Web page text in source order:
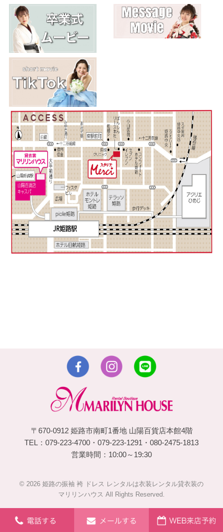
〒670-0912 姫路市南町1番地 山陽百貨店本館4階
TEL：079-223-4700・079-223-1291・080-2475-1813
営業時間：10:00～19:30
© 2026 姫路の振袖 袴 ドレス レンタルは衣装レンタル貸衣装の
マリリンハウス All Rights Reserved.